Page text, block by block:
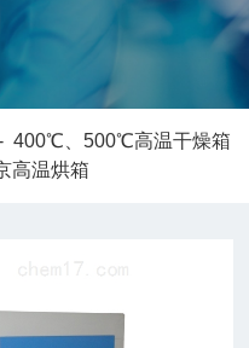
400℃、500℃高温干燥箱
高温烘箱